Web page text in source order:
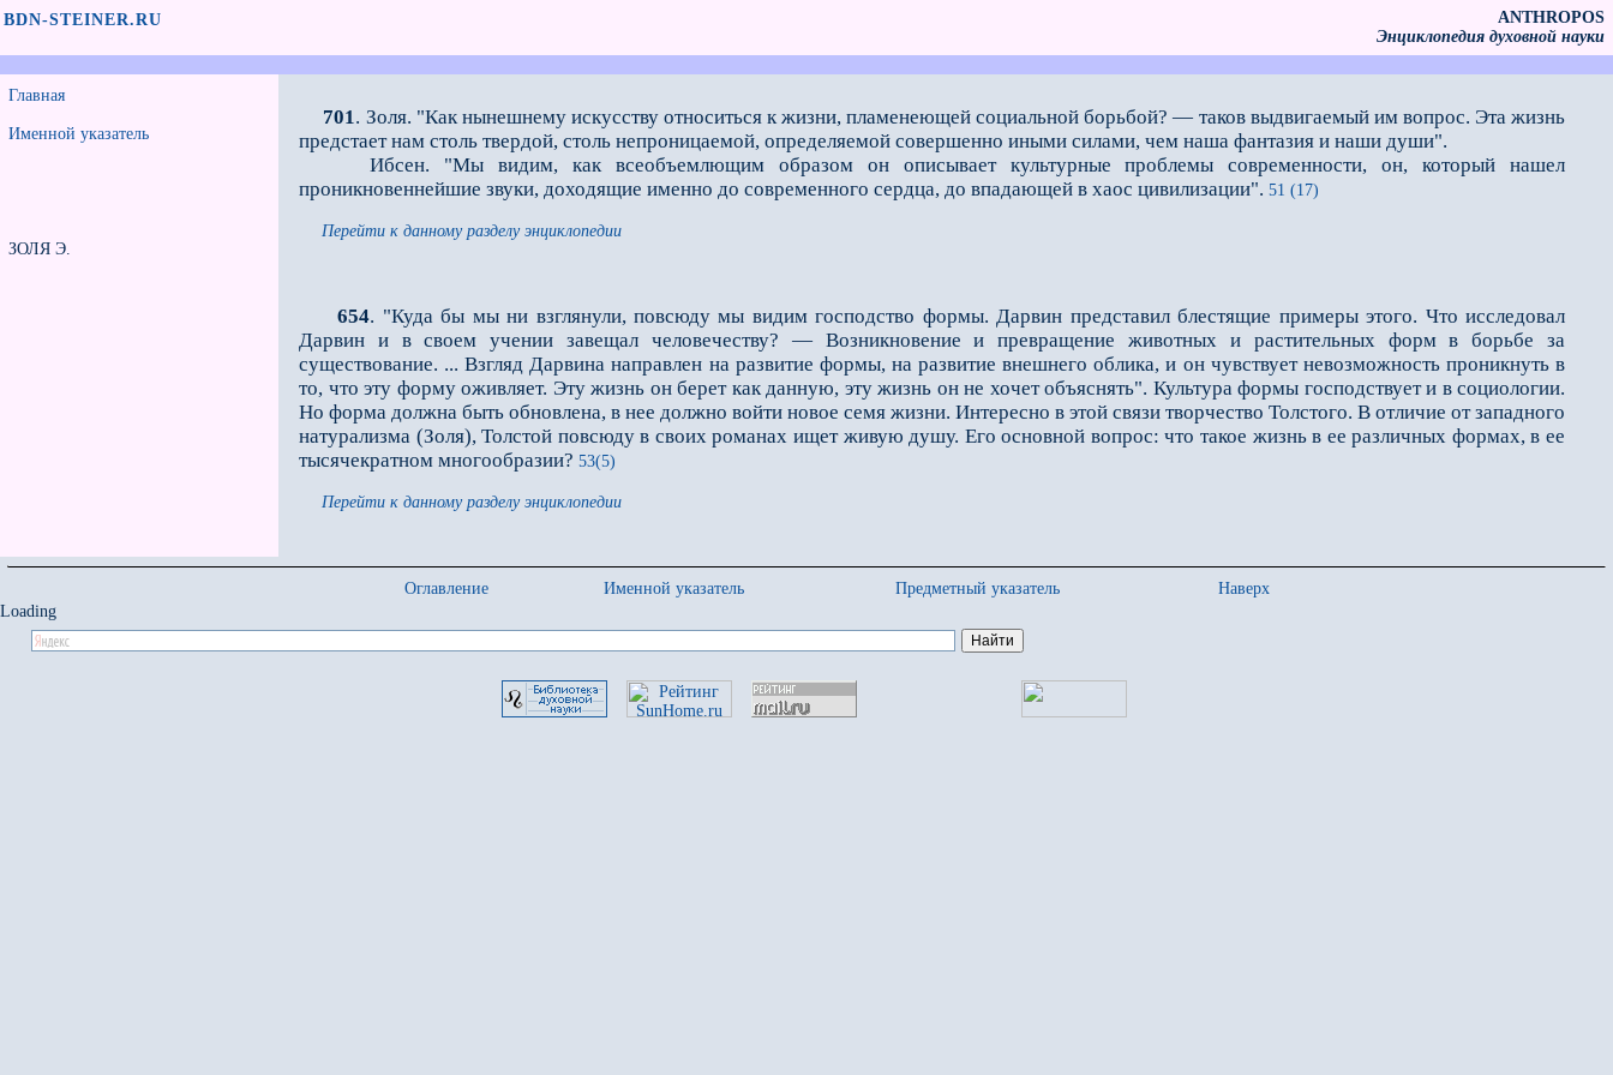
BDN-STEINER.RU
ANTHROPOS
Энциклопедия духовной науки
Главная
Именной указатель
ЗОЛЯ Э.
701. Золя. "Как нынешнему искусству относиться к жизни, пламенеющей социальной борьбой? — таков выдвигаемый им вопрос. Эта жизнь
предстает нам столь твердой, столь непроницаемой, определяемой совершенно иными силами, чем наша фантазия и наши души".
Ибсен. "Мы видим, как всеобъемлющим образом он описывает культурные проблемы современности, он, который нашел
проникновеннейшие звуки, доходящие именно до современного сердца, до впадающей в хаос цивилизации". 51 (17)
Перейти к данному разделу энциклопедии
654. "Куда бы мы ни взглянули, повсюду мы видим господство формы. Дарвин представил блестящие примеры этого. Что исследовал
Дарвин и в своем учении завещал человечеству? — Возникновение и превращение животных и растительных форм в борьбе за
существование. ... Взгляд Дарвина направлен на развитие формы, на развитие внешнего облика, и он чувствует невозможность проникнуть в
то, что эту форму оживляет. Эту жизнь он берет как данную, эту жизнь он не хочет объяснять". Культура формы господствует и в социологии.
Но форма должна быть обновлена, в нее должно войти новое семя жизни. Интересно в этой связи творчество Толстого. В отличие от западного
натурализма (Золя), Толстой повсюду в своих романах ищет живую душу. Его основной вопрос: что такое жизнь в ее различных формах, в ее
тысячекратном многообразии? 53(5)
Перейти к данному разделу энциклопедии
Оглавление Именной указатель Предметный указатель
Наверх
Loading